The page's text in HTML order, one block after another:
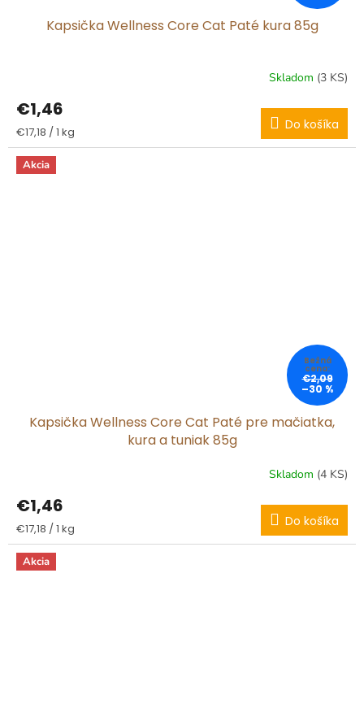
Kapsička Wellness Core Cat Paté kura 85g
Skladom (3 KS)
€1,46
Jednotková
cena:
€17,18 / 1 kg Do košíka
Akcia
€2,09
–30 %
Kapsička Wellness Core Cat Paté pre mačiatka,
kura a tuniak 85g
Skladom (4 KS)
€1,46
Jednotková
cena:
€17,18 / 1 kg Do košíka
Akcia